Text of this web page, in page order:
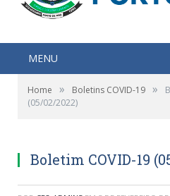
MENU
Home » Boletins COVID-19 »
(05/02/2022)
Boletim COVID-19